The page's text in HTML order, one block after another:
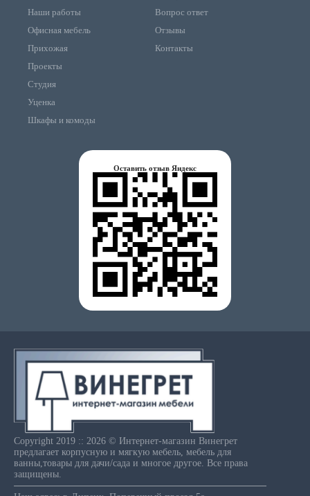
Наши работы
Офисная мебель
Прихожая
Проекты
Студия
Уценка
Шкафы и комоды
Вопрос ответ
Отзывы
Контакты
Оставить отзыв Яндекс
Copyright 2019 :: 2026 © Интернет-магазин Винегрет
предлагает корпусную и мягкую мебель, мебель для
ванны,товары для дачи/сада и многое другое. Все права
защищены.